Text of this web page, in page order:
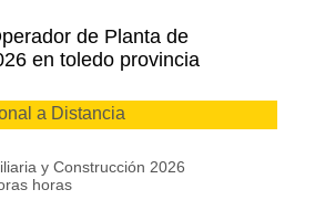
de Planta de
en toledo provincia
a Distancia
y Construcción 2026
horas